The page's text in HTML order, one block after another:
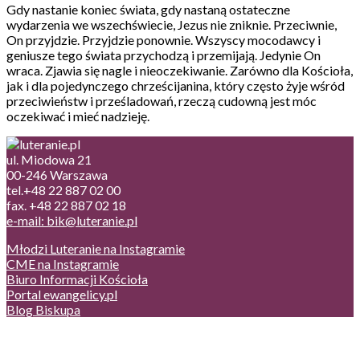
Gdy nastanie koniec świata, gdy nastaną ostateczne
wydarzenia we wszechświecie, Jezus nie zniknie. Przeciwnie,
On przyjdzie. Przyjdzie ponownie. Wszyscy mocodawcy i
geniusze tego świata przychodzą i przemijają. Jedynie On
wraca. Zjawia się nagle i nieoczekiwanie. Zarówno dla Kościoła,
jak i dla pojedynczego chrześcijanina, który często żyje wśród
przeciwieństw i prześladowań, rzeczą cudowną jest móc
oczekiwać i mieć nadzieję.
ul. Miodowa 21
00-246 Warszawa
tel.+48 22 887 02 00
fax. +48 22 887 02 18
e-mail: bik@luteranie.pl
Młodzi Luteranie na Instagramie
CME na Instagramie
Biuro Informacji Kościoła
Portal ewangelicy.pl
Blog Biskupa